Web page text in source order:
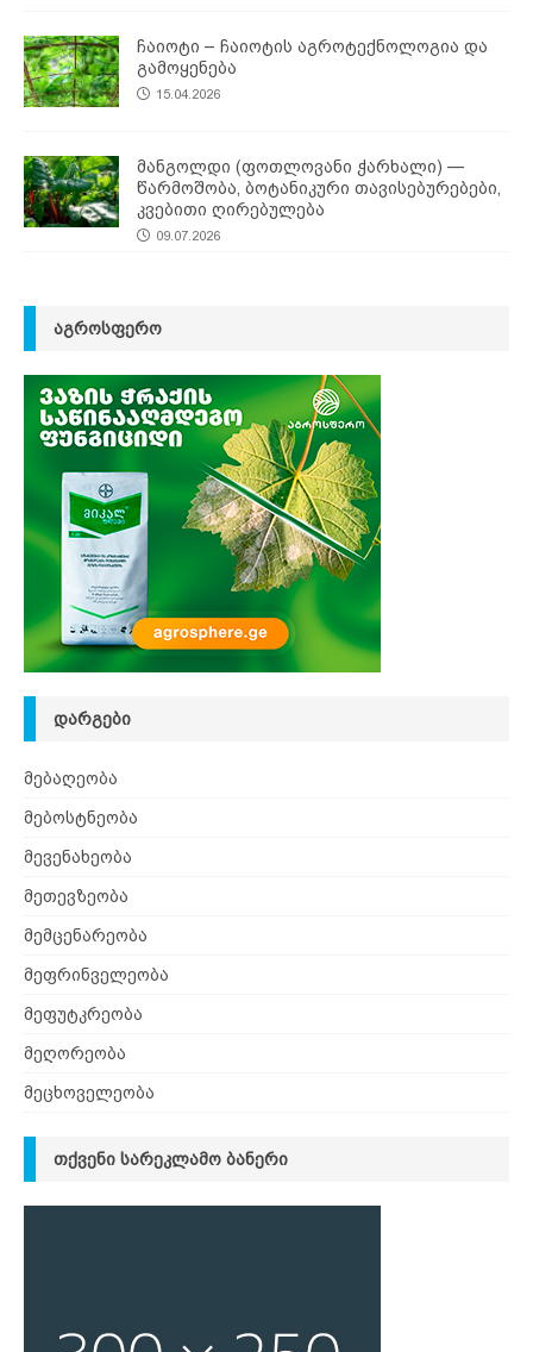
ჩაიოტი – ჩაიოტის აგროტექნოლოგია და
გამოყენება
15.04.2026
მანგოლდი (ფოთლოვანი ჭარხალი) —
წარმოშობა, ბოტანიკური თავისებურებები,
კვებითი ღირებულება
09.07.2026
ᲐᲒᲠᲝᲡᲤᲔᲠᲝ
ᲓᲐᲠᲒᲔᲑᲘ
მებაღეობა
მებოსტნეობა
მევენახეობა
მეთევზეობა
მემცენარეობა
მეფრინველეობა
მეფუტკრეობა
მეღორეობა
მეცხოველეობა
ᲗᲥᲕᲔᲜᲘ ᲡᲐᲠᲔᲙᲚᲐᲛᲝ ᲑᲐᲜᲔᲠᲘ